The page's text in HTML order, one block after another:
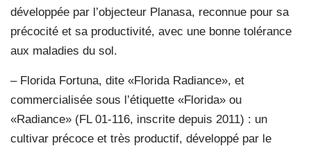
développée par l’objecteur Planasa, reconnue pour sa
précocité et sa productivité, avec une bonne tolérance
aux maladies du sol.
– Florida Fortuna, dite «Florida Radiance», et
commercialisée sous l’étiquette «Florida» ou
«Radiance» (FL 01-116, inscrite depuis 2011) : un
cultivar précoce et très productif, développé par le